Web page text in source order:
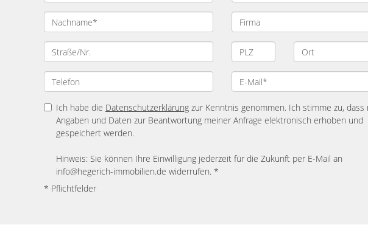
Ich habe die Datenschutzerklärung zur Kenntnis genommen. Ich stimme zu, dass
Angaben und Daten zur Beantwortung meiner Anfrage elektronisch erhoben und
gespeichert werden.
Hinweis: Sie können Ihre Einwilligung jederzeit für die Zukunft per E-Mail an
info@hegerich-immobilien.de widerrufen. *
* Pflichtfelder